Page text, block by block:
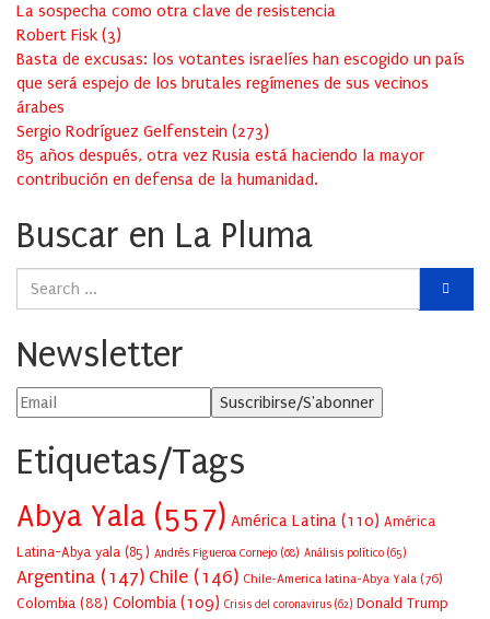
La sospecha como otra clave de resistencia
Robert Fisk (3)
Basta de excusas: los votantes israelíes han escogido un país
que será espejo de los brutales regímenes de sus vecinos
árabes
Sergio Rodríguez Gelfenstein (273)
85 años después, otra vez Rusia está haciendo la mayor
contribución en defensa de la humanidad.
Buscar en La Pluma
Newsletter
Etiquetas/Tags
Abya Yala (557) América Latina (110) América
Latina-Abya yala (85) Andrés Figueroa Cornejo (68) Análisis político (65)
Argentina (147) Chile (146) Chile-America latina-Abya Yala (76)
Colombia (88) Colombia(109) Crisis del coronavirus (62) Donald Trump